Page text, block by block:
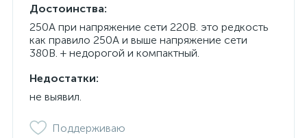
Достоинства:
250А при напряжение сети 220В. это редкость
как правило 250А и выше напряжение сети
380В. + недорогой и компактный.
Недостатки:
не выявил.
Поддерживаю